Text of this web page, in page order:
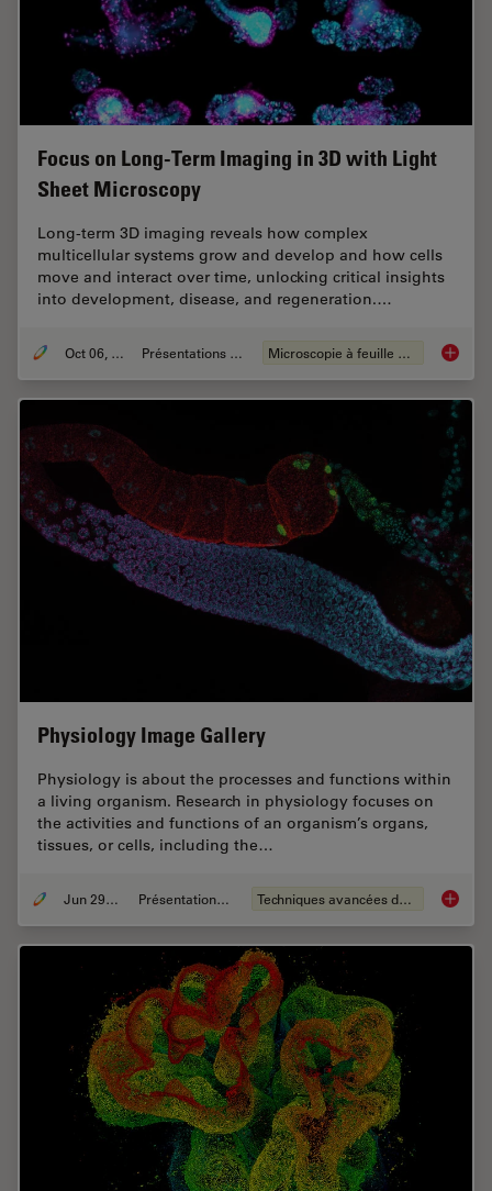
Focus on Long-Term Imaging in 3D with Light
Sheet Microscopy
Long-term 3D imaging reveals how complex
multicellular systems grow and develop and how cells
move and interact over time, unlocking critical insights
into development, disease, and regeneration.…
Oct 06, 2025 Présentations du CSF Microscopie à feuille de lumière Focus
Physiology Image Gallery
Physiology is about the processes and functions within
a living organism. Research in physiology focuses on
the activities and functions of an organism’s organs,
tissues, or cells, including the…
Jun 29, 2021 Présentations du CSF Techniques avancées de microscopie